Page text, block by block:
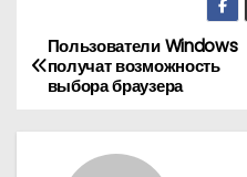
Н
а
Пользователи Windows
получат возможность
выбора браузера